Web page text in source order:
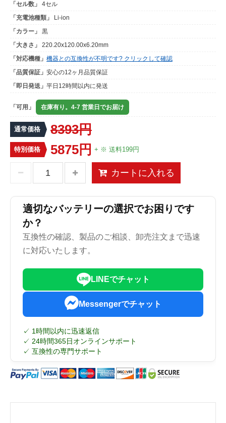
「セル数」
4セル
「充電池種類」
Li-ion
「カラー」
黒
「大きさ」
220.20x120.00x6.20mm
「対応機種」 機器との互換性が不明です? クリックして確認
「品質保証」 安心の12ヶ月品質保証
「即日発送」 平日12時間以内に発送
「可用」 在庫有り。4-7 営業日でお届け
通常価格 8393円
特別価格 5875円 + ※ 送料199円
カートに入れる
適切なバッテリーの選択でお困りです
か？
互換性の確認、製品のご相談、卸売注文まで迅速
に対応いたします。
LINEでチャット
Messengerでチャット
✓ 1時間以内に迅速返信
✓ 24時間365日オンラインサポート
✓ 互換性の専門サポート